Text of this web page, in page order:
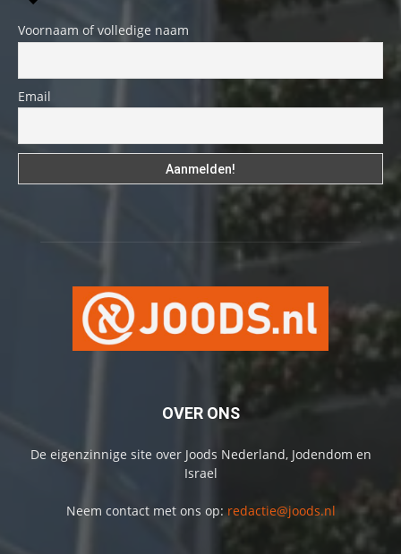
Voornaam of volledige naam
Email
OVER ONS
De eigenzinnige site over Joods Nederland, Jodendom en
Israel
Neem contact met ons op: redactie@joods.nl